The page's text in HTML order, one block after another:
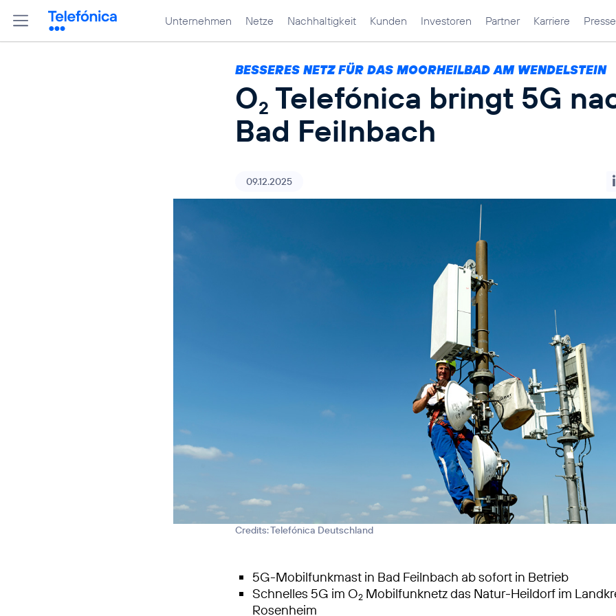
Unternehmen Netze Nachhaltigkeit Kunden Investoren Partner Karriere Presse
BESSERES NETZ FÜR DAS MOORHEILBAD AM WENDELSTEIN
O2 Telefónica bringt 5G
Bad Feilnbach
09.12.2025
Credits: Telefónica Deutschland
5G-Mobilfunkmast in Bad Feilnbach ab sofort in Betrieb
Schnelles 5G im O2 Mobilfunknetz das Natur-Heildorf im
Rosenheim